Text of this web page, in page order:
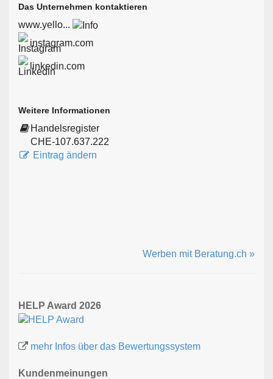
Das Unternehmen kontaktieren
www.yello...
instagram.com
linkedin.com
Weitere Informationen
Handelsregister
CHE-107.637.222
Eintrag ändern
Werben mit Beratung.ch »
HELP Award 2026
mehr Infos über das Bewertungssystem
Kundenmeinungen